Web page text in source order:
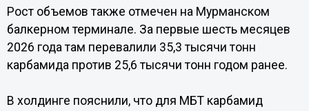
Рост объемов также отмечен на Мурманском
балкерном терминале. За первые шесть месяцев
2026 года там перевалили 35,3 тысячи тонн
карбамида против 25,6 тысячи тонн годом ранее.
В холдинге пояснили, что для МБТ карбамид